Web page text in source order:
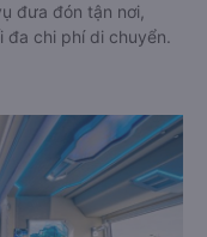
đưa đón tận nơi,
chi phí di chuyển.